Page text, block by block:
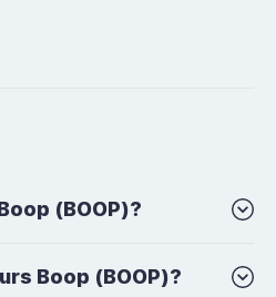
(BOOP)?
Boop (BOOP)?